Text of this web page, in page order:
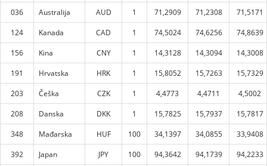
036
Australija AUD 1 71,2909 71,2308
71,5171
124
Kanada CAD 1 74,5024 74,6256
74,8639
156
Kina CNY 1 14,3128 14,3094
14,3008
191
Hrvatska HRK 1 15,8052 15,7263
15,7329
203
Češka CZK 1 4,4773 4,4711
4,5002
208
Danska DKK 1 15,7825 15,7937
15,7817
348
Mađarska HUF 100 34,1397 34,0855
33,9408
392
Japan JPY 100 94,3642 94,1739
94,2233